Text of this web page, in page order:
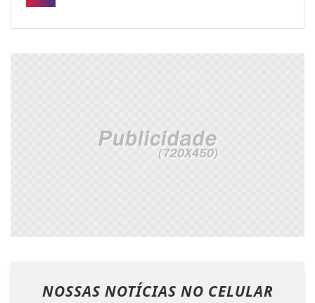
NOSSAS NOTÍCIAS NO CELULAR